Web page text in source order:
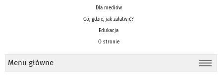
Dla mediów
Co, gdzie, jak załatwić?
Edukacja
O stronie
Menu główne